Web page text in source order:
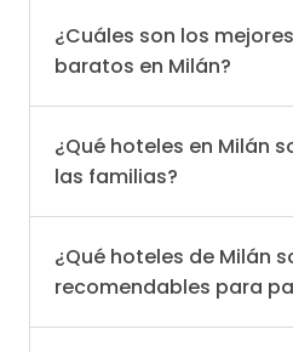
¿Cuáles son los
baratos en Milán?
¿Qué hoteles en Milán
las familias?
¿Qué hoteles de Milán
recomendables para